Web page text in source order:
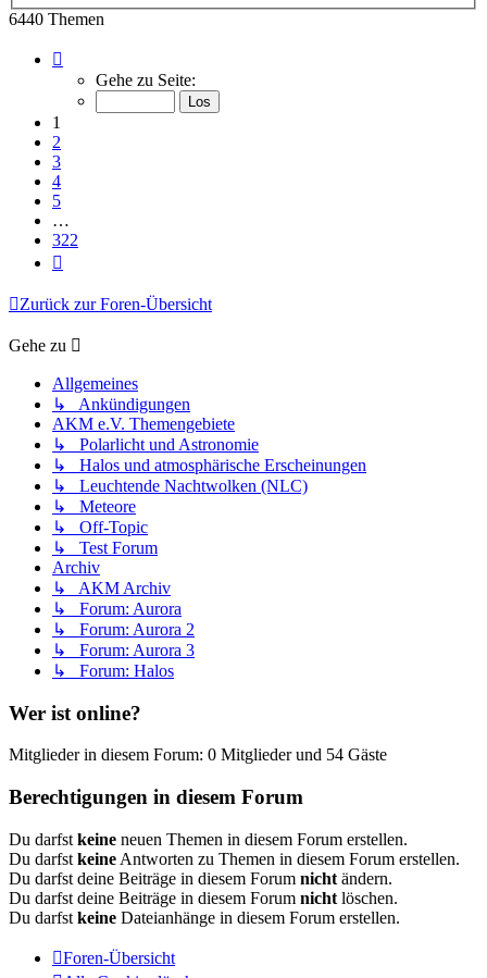
6440 Themen
von
Gehe zu Seite:
1
2
3
4
5
…
322
Zurück zur Foren-Übersicht
Gehe zu
Allgemeines
↳ Ankündigungen
AKM e.V. Themengebiete
↳ Polarlicht und Astronomie
↳ Halos und atmosphärische Erscheinungen
↳ Leuchtende Nachtwolken (NLC)
↳ Meteore
↳ Off-Topic
↳ Test Forum
Archiv
↳ AKM Archiv
↳ Forum: Aurora
↳ Forum: Aurora 2
↳ Forum: Aurora 3
↳ Forum: Halos
Wer ist online?
Mitglieder in diesem Forum: 0 Mitglieder und 54 Gäste
Berechtigungen in diesem Forum
Du darfst keine neuen Themen in diesem Forum erstellen.
Du darfst keine Antworten zu Themen in diesem Forum erstellen.
Du darfst deine Beiträge in diesem Forum nicht ändern.
Du darfst deine Beiträge in diesem Forum nicht löschen.
Du darfst keine Dateianhänge in diesem Forum erstellen.
Foren-Übersicht